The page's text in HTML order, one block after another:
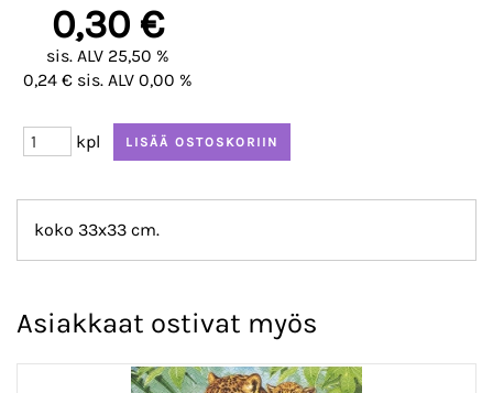
0,30 €
sis. ALV 25,50 %
0,24 € sis. ALV 0,00 %
kpl
koko 33x33 cm.
Asiakkaat ostivat myös